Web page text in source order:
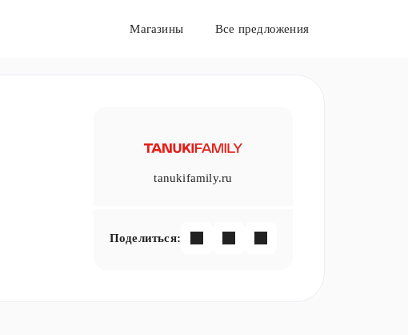
Магазины Все предложения
tanukifamily.ru
Поделиться: